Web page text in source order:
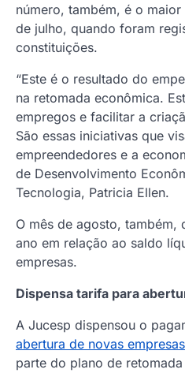
número, também, é o
de julho, quando foram
constituições.
“Este é o resultado do
na retomada econômica.
empregos e facilitar a
São essas iniciativas que
empreendedores e a
de Desenvolvimento
Tecnologia, Patricia Ellen.
O mês de agosto, também,
ano em relação ao saldo
empresas.
Dispensa tarifa para
A Jucesp dispensou o
abertura de novas
parte do plano de